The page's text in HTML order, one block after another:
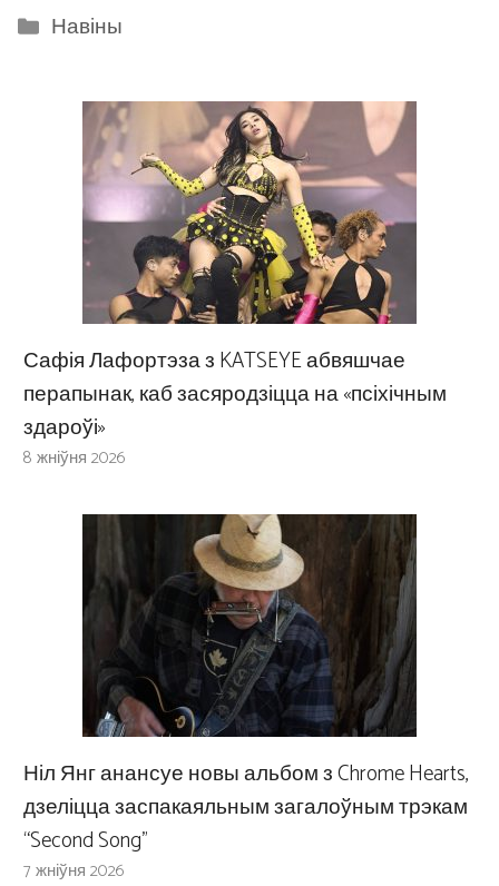
Categories
Навіны
Сафія Лафортэза з KATSEYE абвяшчае
перапынак, каб засяродзіцца на «псіхічным
здароўі»
8 жніўня 2026
Ніл Янг анансуе новы альбом з Chrome Hearts,
дзеліцца заспакаяльным загалоўным трэкам
“Second Song”
7 жніўня 2026